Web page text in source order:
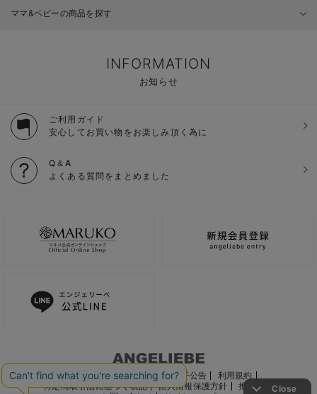
ママ&ベビーの商品を探す
INFORMATION
お知らせ
ご利用ガイド
安心してお買い物をお楽しみ頂く為に
Q＆A
よくある質問をまとめました
ご利用ガイド 会社概要 電子公告
利用規約
特定商取引法に基づく表記
個人情報保護方針
推奨環境